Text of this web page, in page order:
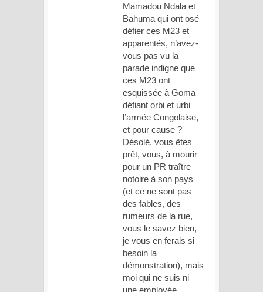
Mamadou Ndala et
Bahuma qui ont osé
défier ces M23 et
apparentés, n’avez-
vous pas vu la
parade indigne que
ces M23 ont
esquissée à Goma
défiant orbi et urbi
l’armée Congolaise,
et pour cause ?
Désolé, vous êtes
prêt, vous, à mourir
pour un PR traître
notoire à son pays
(et ce ne sont pas
des fables, des
rumeurs de la rue,
vous le savez bien,
je vous en ferais si
besoin la
démonstration), mais
moi qui ne suis ni
une employée